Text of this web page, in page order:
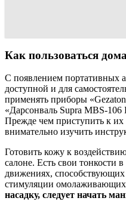
Как пользоваться дома
С появлением портативных
доступной и для
применять приборы
«Дарсонваль Supra MBS-106
Прежде чем приступить к их
внимательно изучить
Готовить кожу к
салоне. Есть свои тонкости
движениях,
стимуляции омолаживающих
насадку, следует начать